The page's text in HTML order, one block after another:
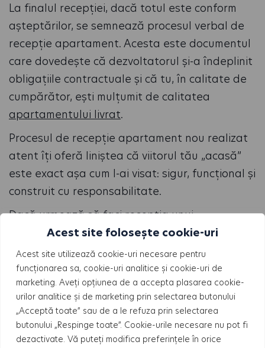
Acest site folosește cookie-uri
Acest site utilizează cookie-uri necesare pentru
funcționarea sa, cookie-uri analitice și cookie-uri de
marketing. Aveți opțiunea de a accepta plasarea cookie-
urilor analitice și de marketing prin selectarea butonului
„Acceptă toate” sau de a le refuza prin selectarea
butonului „Respinge toate”. Cookie-urile necesare nu pot fi
dezactivate. Vă puteți modifica preferințele în orice
La finalul recepției, dacă totul este conform
așteptărilor, se semnează procesul verbal de
recepție apartament. Acesta este documentul
care dovedește că dezvoltatorul și-a îndeplinit
obligațiile contractuale și că tu, în calitate de
cumpărător, ești mulțumit de calitatea
apartamentului livrat.
Procesul de recepție apartament nou realizat
atent îți oferă liniștea că viitorul tău „acasă”
este exact așa cum l-ai visat: sigur, funcțional și
construit cu responsabilitate.
Dacă urmează să faci recepția unui
apartament HILS, echipa noastră îți va fi
alături la fiecare pas, cu expertiză tehnică,
transparență și suport post-vânzare real. Este
momentul în care îți predăm, oficial, începutul
unei noi etape din viața ta.
Contactează-ne sau completează formularul
de pe site, alege un apartament într-un